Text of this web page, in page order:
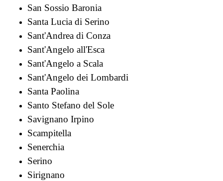
San Sossio Baronia
Santa Lucia di Serino
Sant'Andrea di Conza
Sant'Angelo all'Esca
Sant'Angelo a Scala
Sant'Angelo dei Lombardi
Santa Paolina
Santo Stefano del Sole
Savignano Irpino
Scampitella
Senerchia
Serino
Sirignano